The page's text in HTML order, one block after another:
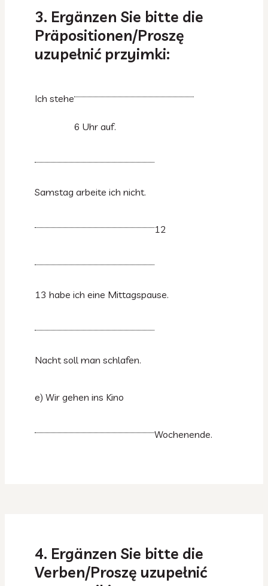
3. Ergänzen Sie bitte die
Präpositionen/Proszę
uzupełnić przyimki:
Ich stehe
6 Uhr auf.
Samstag arbeite ich nicht.
12
13 habe ich eine Mittagspause.
Nacht soll man schlafen.
e) Wir gehen ins Kino
Wochenende.
4. Ergänzen Sie bitte die
Verben/Proszę uzupełnić